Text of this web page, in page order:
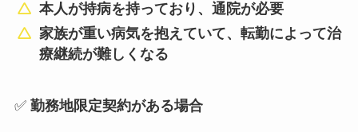
本人が持病を持っており、通院が必要
家族が重い病気を抱えていて、転勤によって治
療継続が難しくなる
✅ 勤務地限定契約がある場合